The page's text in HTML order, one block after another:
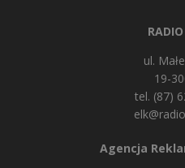
ul.
19-
tel. (87)
Agencja